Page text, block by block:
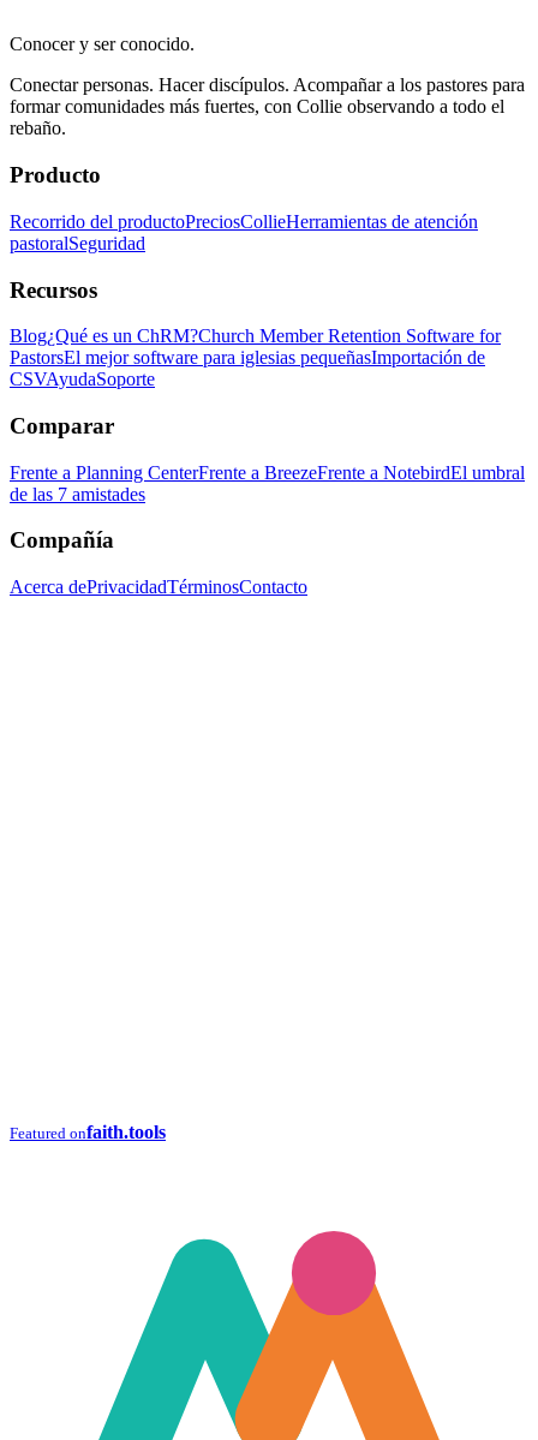
Conocer y ser conocido.
Conectar personas. Hacer discípulos. Acompañar a los pastores para
formar comunidades más fuertes, con Collie observando a todo el
rebaño.
Producto
Recorrido del productoPreciosCollieHerramientas de atención
pastoralSeguridad
Recursos
Blog¿Qué es un ChRM?Church Member Retention Software for
PastorsEl mejor software para iglesias pequeñasImportación de
CSVAyudaSoporte
Comparar
Frente a Planning CenterFrente a BreezeFrente a NotebirdEl umbral
de las 7 amistades
Compañía
Acerca dePrivacidadTérminosContacto
Featured onfaith.tools